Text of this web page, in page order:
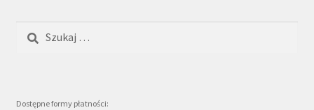
Szukaj:
Dostępne formy płatności: